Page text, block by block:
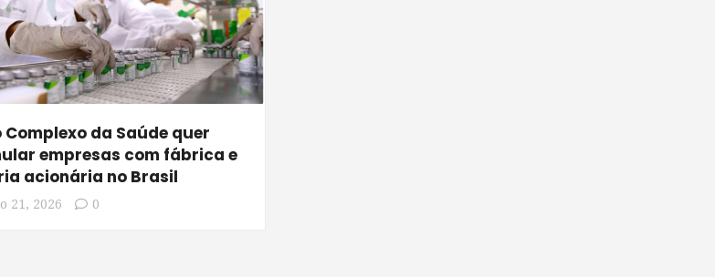
Complexo da Saúde quer
empresas com fábrica e
acionária no Brasil
21, 2026 0